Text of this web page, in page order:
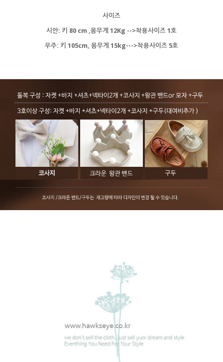
사이즈
시안: 키 80 cm ,몸무게 12Kg -->착용사이즈 1호
우주: 키 105cm, 몸무게 15kg--->착용사이즈 5호